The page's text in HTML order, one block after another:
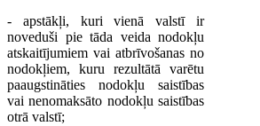
- apstākļi, kuri vienā valstī ir
noveduši pie tāda veida nodokļu
atskaitījumiem vai atbrīvošanas no
nodokļiem, kuru rezultātā varētu
paaugstināties nodokļu saistības
vai nenomaksāto nodokļu saistības
otrā valstī;